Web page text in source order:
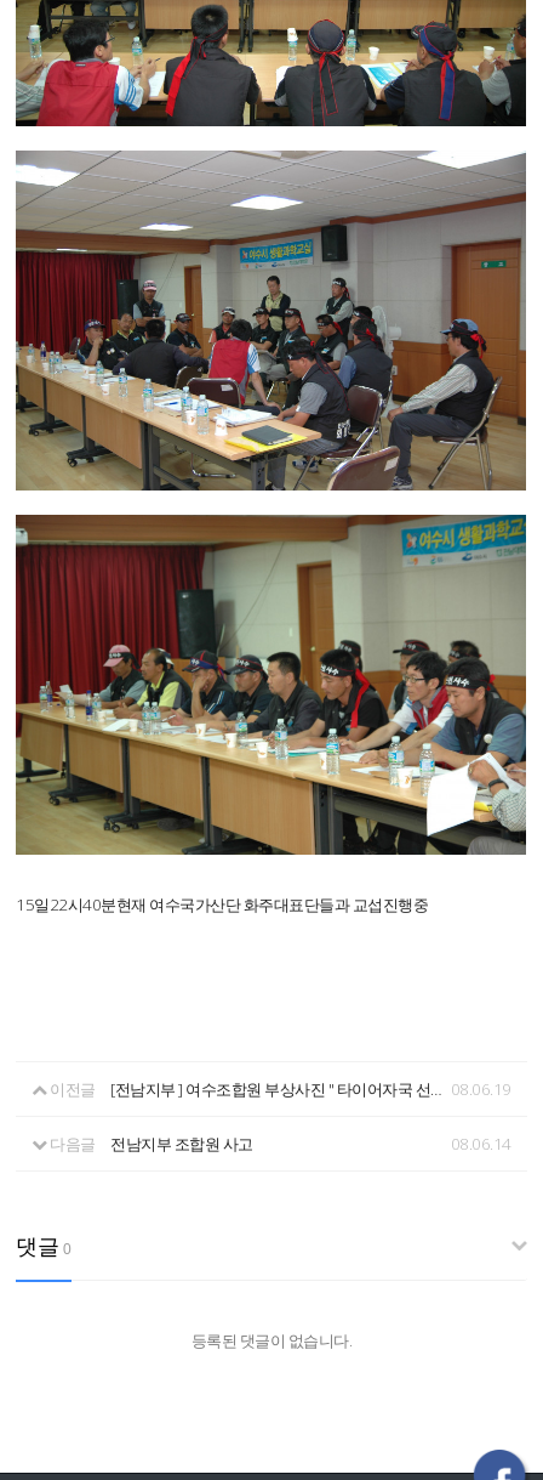
15일22시40분현재 여수국가산단 화주대표단들과 교섭진행중
이전글 [전남지부 ] 여수조합원 부상사진 " 타이어자국 선명합니다" 08.06.19
다음글 전남지부 조합원 사고 08.06.14
댓글 0
등록된 댓글이 없습니다.